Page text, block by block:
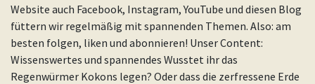
Website auch Facebook, Instagram, YouTube und diesen Blog
füttern wir regelmäßig mit spannenden Themen. Also: am
besten folgen, liken und abonnieren! Unser Content:
Wissenswertes und spannendes Wusstet ihr das
Regenwürmer Kokons legen? Oder dass die zerfressene Erde